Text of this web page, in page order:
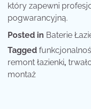
który zapewni
pogwarancyjną.
Posted in Baterie
Tagged
remont łazienki,
montaż